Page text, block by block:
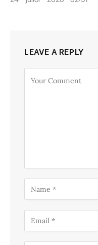
LEAVE A REPLY